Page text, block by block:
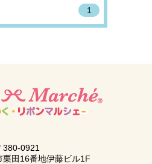
1
380-0921
田16番地伊藤ビル1F